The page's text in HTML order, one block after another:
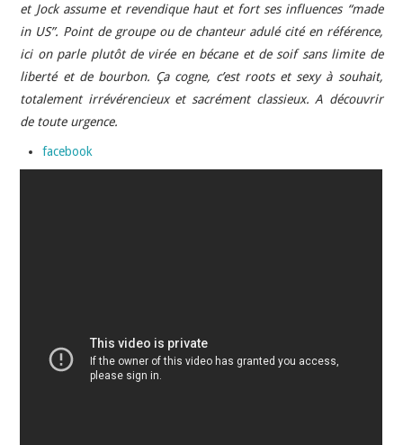
et Jock assume et revendique haut et fort ses influences “made
in US”. Point de groupe ou de chanteur adulé cité en référence,
ici on parle plutôt de virée en bécane et de soif sans limite de
liberté et de bourbon. Ça cogne, c’est roots et sexy à souhait,
totalement irrévérencieux et sacrément classieux. A découvrir
de toute urgence.
facebook